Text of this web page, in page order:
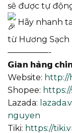
sẽ được tự
Hãy nhanh
từ Hương Sạch
—————-
𝗚𝗶𝗮𝗻 𝗵𝗮̀𝗻𝗴
Website: http://
Shopee:
Lazada:
nguyen
Tiki: https://